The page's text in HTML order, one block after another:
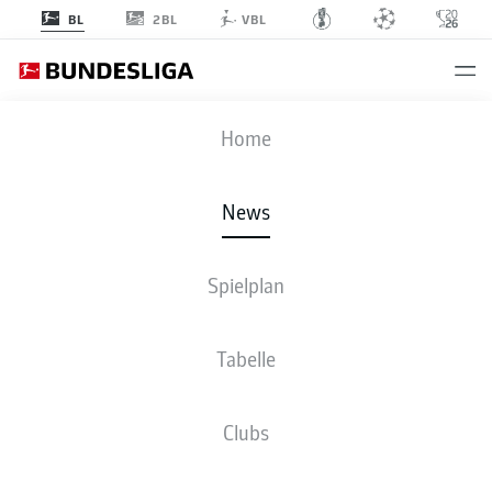
BL 2BL VBL
Home
News
Spielplan
Tabelle
Clubs
Stuttgarts Andrés und Hamburgs Philippe- © DFL